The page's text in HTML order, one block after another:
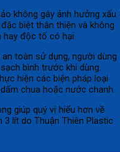
không gây ảnh hưởng xấu
biệt thân thiện và không
độc tố có hại.
toàn sử dụng, người dùng
bình trước khi dùng.
hiện các biện pháp loại
chua hoặc nước chanh.
giúp quý vị hiểu hơn về
lít do Thuận Thiên Plastic